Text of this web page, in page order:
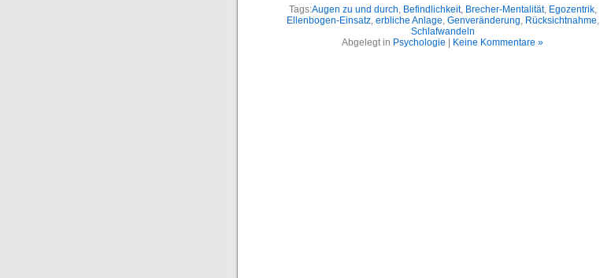
Tags:Augen zu und durch, Befindlichkeit, Brecher-Mentalität, Egozentrik,
Ellenbogen-Einsatz, erbliche Anlage, Genveränderung, Rücksichtnahme,
Schlafwandeln
Abgelegt in Psychologie Keine Kommentare »